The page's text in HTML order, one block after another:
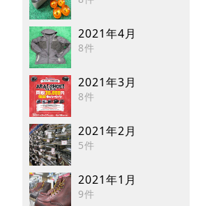
2021年4月
8件
2021年3月
8件
2021年2月
5件
2021年1月
9件